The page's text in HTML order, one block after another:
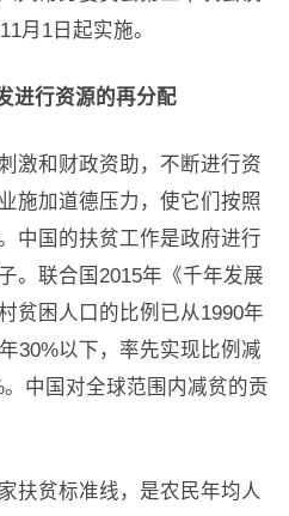
月1日起实施。
进行资源的再分配
激和财政资助，不断进行资
施加道德压力，使它们按照
中国的扶贫工作是政府进行
。联合国2015年《千年发展
贫困人口的比例已从1990年
30%以下，率先实现比例减
中国对全球范围内减贫的贡
扶贫标准线，是农民年均人